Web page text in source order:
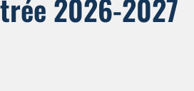
2026-2027